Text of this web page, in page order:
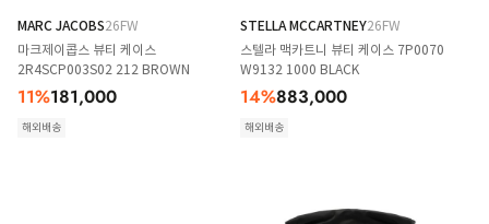
MARC JACOBS26FW
마크제이콥스 뷰티 케이스
2R4SCP003S02 212 BROWN
11%181,000
해외배송
STELLA MCCARTNEY26FW
스텔라 맥카트니 뷰티 케이스 7P0070
W9132 1000 BLACK
14%883,000
해외배송